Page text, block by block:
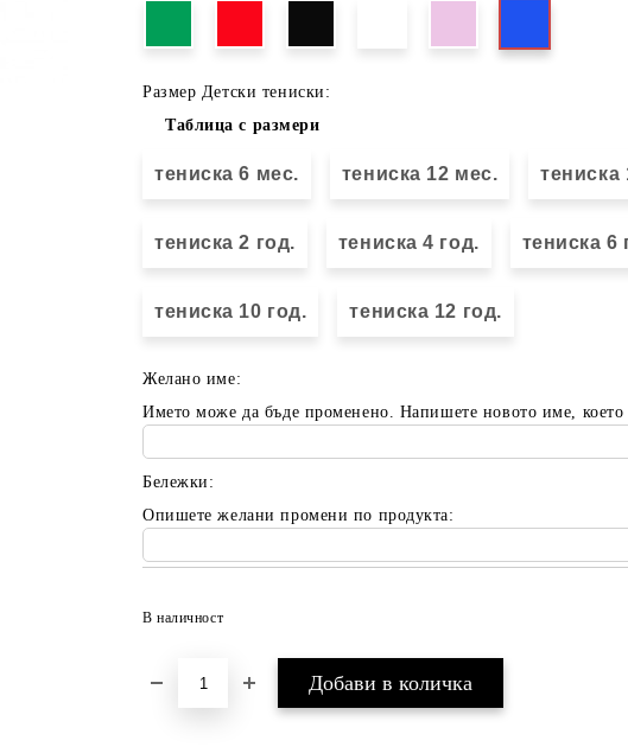
Размер Детски тениски:
Таблица с размери
тениска 6 мес. тениска 12 мес. тениска
тениска 2 год. тениска 4 год. тениска 6
тениска 10 год. тениска 12 год.
Желано име:
Името може да бъде променено. Напишете новото име,
Бележки:
Опишете желани промени по продукта:
В наличност